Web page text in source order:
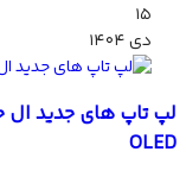
۱۵
دی۱۴۰۴
لپ تاپ های جدید
OLED